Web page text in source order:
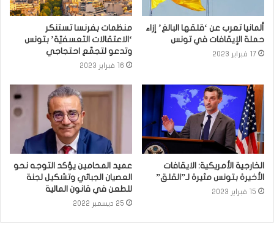
ألمانيا تعرب عن ‘قلقها البالغ’ إزاء
حملة الإيقافات في تونس
17 فبراير 2023
منظمات بفرنسا تستنكر
‘الاعتقالات التعسفيّة’ بتونس
وتدعو لتجمّع احتجاجي
16 فبراير 2023
الخارجية الأمريكية: الايقافات
الأخيرة بتونس مثيرة لـ”القلق”
15 فبراير 2023
عميد المحامين يؤكد التوجه نحو
العصيان الجبائي وتشكيل لجنة
للطعن في قانون المالية
25 ديسمبر 2022